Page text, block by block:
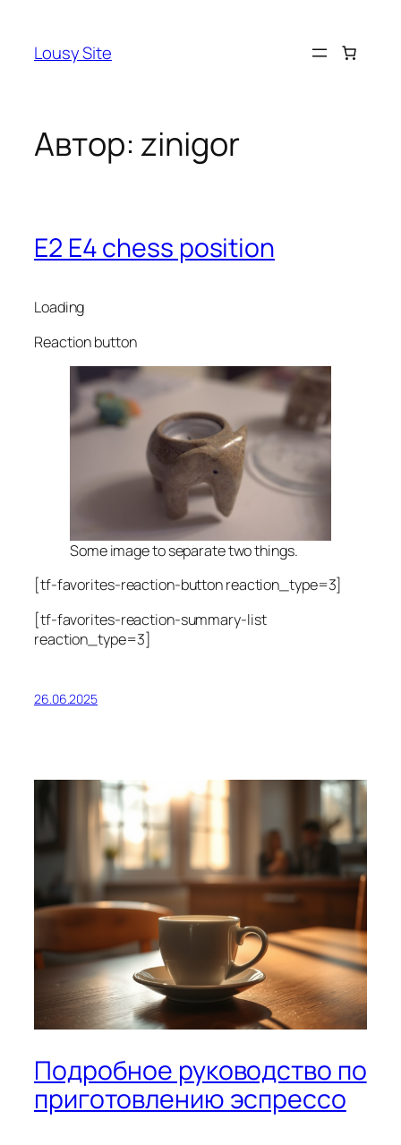
содержимому
Lousy Site
Автор:zinigor
E2 E4 chess position
Loading
Reaction button
Some image to separate two things.
[tf-favorites-reaction-button reaction_type=3]
[tf-favorites-reaction-summary-list
reaction_type=3]
26.06.2025
Подробное руководство по
приготовлению эспрессо